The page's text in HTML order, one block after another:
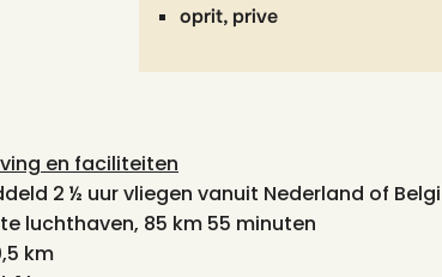
oprit, prive
en faciliteiten
2 ½ uur vliegen vanuit Nederland of
luchthaven, 85 km 55 minuten
km